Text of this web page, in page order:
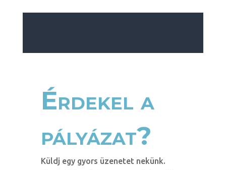
Érdekel a
pályázat?
Küldj egy gyors üzenetet nekünk.